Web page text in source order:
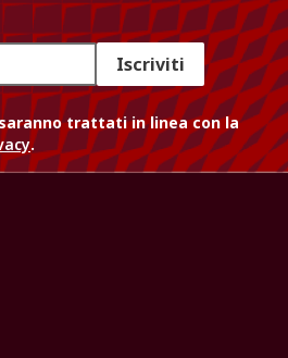
Iscriviti
trattati in linea con la
.